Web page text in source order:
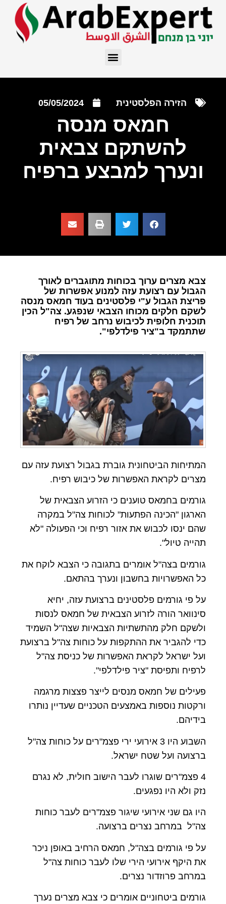
הזירה הפלסטינית 05/05/2024
חמאס מנסה
להשתקם צבאית
ונערך למבצע ברפיח
צבא מצרים ערוך בכוחות מתוגברים לאורך
הגבול עם רצועת עזה למנוע אפשרות של
פריצת הגבול ע"י פלסטינים בעוד חמאס מנסה
לשקם חלקים מכוחו הצבאי שנפגע. צה"ל הכין
תוכנית חלופית לכיבוש נרחב של רפיח
שתתמקד ב"ציר פילדלפי".
המתיחות הביטחונית גוברת בגבול רצועת עזה עם
מצרים לקראת האפשרות של כיבוש רפיח.
גורמים בחמאס טוענים כי הזרוע הצבאית של
הארגון "הכינה הפתעות" לכוחות צה"ל במקרה
שהם ינסו לכבוש את אזור רפיח וכי הפעולה "לא
תהייה טיול".
גורמים בצה"ל אומרים בתגובה כי הצבא לוקח את
כל האפשרויות בחשבון ונערך בהתאם.
על פי גורמים פלסטינים ברצועת עזה, יחיא
סינוואר הורה לזרוע הצבאית של חמאס לנסות
ולשקם חלק מהתשתיות הצבאיות שצה"ל השמיד
כדי להגביר את ההתקפות על כוחות צה"ל ברצועת
ועל ישראל לקראת האפשרות של כניסת צה"ל
לרפיח ותפיסת "ציר פילדלפי".
פעילים של חמאס מנסים לייצר פצצות מרגמה
ורקטות נוספות באמצעים הטכניים שעדיין נותרו
בידיהם.
השבוע היו 3 אירועי ירי פצמ"רים על כוחות צה"ל
ברצועה ועל שטח ישראל.
4 פצמ"רים שוגרו לעבר הישוב חולית, לא נגרם
נזק ולא היו נפגעים.
היו גם שני אירועי שיגור פצמ"רים לעבר כוחות
צה"ל במרחב נצרים ברצועה.
על פי גורמים בצה"ל, חמאס הרחיב באופן ניכר
את היקף אירועי הירי שלו לעבר כוחות צה"ל
במרחב פרוזדור נצרים.
גורמים ביטחוניים אומרים כי צבא מצרים נערך